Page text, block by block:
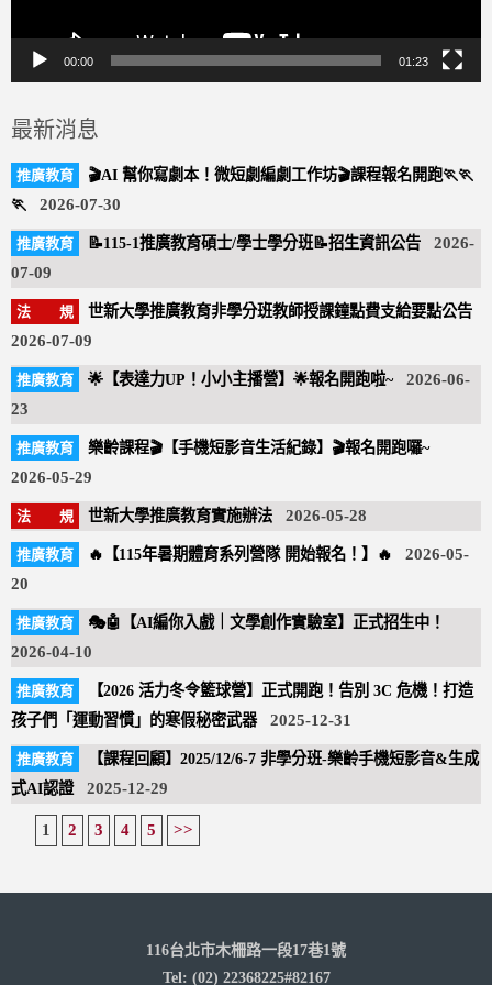
00:00 01:23
最新消息
🎬AI 幫你寫劇本！微短劇編劇工作坊🎬課程報名開跑🏃🏃
🏃
2026-07-30
📝115-1推廣教育碩士/學士學分班📝招生資訊公告
2026-
07-09
世新大學推廣教育非學分班教師授課鐘點費支給要點公告
2026-07-09
🌟【表達力UP！小小主播營】🌟報名開跑啦~
2026-06-
23
樂齡課程🎬【手機短影音生活紀錄】🎬報名開跑囉~
2026-05-29
世新大學推廣教育實施辦法 2026-05-28
🔥【115年暑期體育系列營隊 開始報名！】🔥
2026-05-
20
🎭🤖【AI編你入戲｜文學創作實驗室】正式招生中！
2026-04-10
【2026 活力冬令籃球營】正式開跑！告別 3C 危機！打造
孩子們「運動習慣」的寒假秘密武器
2025-12-31
【課程回顧】2025/12/6-7 非學分班-樂齡手機短影音&生成
式AI認證
2025-12-29
1 2 3 4 5 >>
116台北市木柵路一段17巷1號
Tel: (02) 22368225#82167